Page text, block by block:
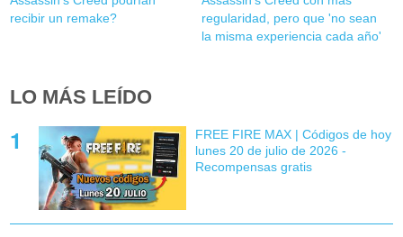
recibir un remake?
regularidad, pero que 'no sean
la misma experiencia cada año'
LO MÁS LEÍDO
FREE FIRE MAX | Códigos de hoy
lunes 20 de julio de 2026 -
Recompensas gratis